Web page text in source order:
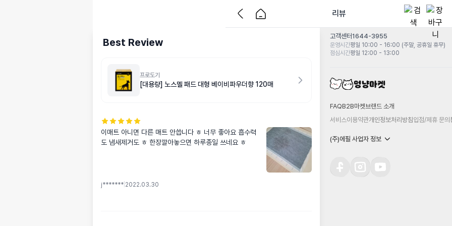
리뷰
Best Review
프로도기
[대용량] 노스멜 패드 대형 베이비파우더향 120매
이매트 아니면 다른 매트 안씁니다 ㅎ 너무 좋아요 흡수력
도 냄새제거도 ㅎ 한장깔아놓으면 하루종일 쓰네요 ㅎ
j******* 2022.03.30
고객센터1644-3955
운영시간평일 10:00 - 16:00 (주말, 공휴일 휴무)
점심시간평일 12:00 - 13:00
FAQB2B마켓 브랜드 소개
서비스이용약관개인정보처리방침입점/제휴 문의
(주)에필 사업자 정보